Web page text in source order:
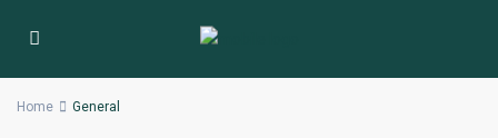
Home General